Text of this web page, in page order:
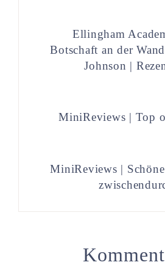
Ellingham
Botschaft an der
Johnson |
MiniReviews | Top
MiniReviews |